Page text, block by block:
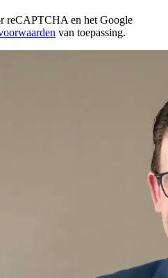
reCAPTCHA en het Google
van toepassing.